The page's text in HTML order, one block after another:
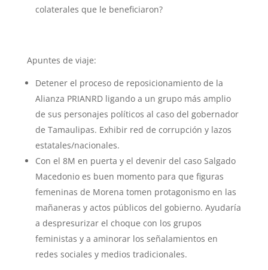
colaterales que le beneficiaron?
Apuntes de viaje:
Detener el proceso de reposicionamiento de la
Alianza PRIANRD ligando a un grupo más amplio
de sus personajes políticos al caso del gobernador
de Tamaulipas. Exhibir red de corrupción y lazos
estatales/nacionales.
Con el 8M en puerta y el devenir del caso Salgado
Macedonio es buen momento para que figuras
femeninas de Morena tomen protagonismo en las
mañaneras y actos públicos del gobierno. Ayudaría
a despresurizar el choque con los grupos
feministas y a aminorar los señalamientos en
redes sociales y medios tradicionales.